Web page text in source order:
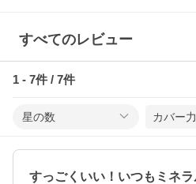
すべてのレビュー
1 - 7件 / 7件
星の数 カバー力